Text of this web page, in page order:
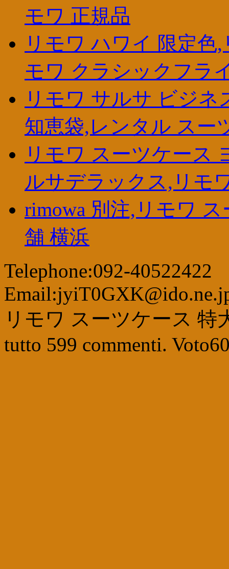
モワ 正規品
リモワ ハワイ 限定色
モワ クラシックフラ
リモワ サルサ ビジ
知恵袋,レンタル スー
リモワ スーツケース
ルサデラックス,リモ
rimowa 別注,リモワ
舗 横浜
Telephone:092-40522422
リモワ スーツケース 特
tutto 599 commenti. Voto